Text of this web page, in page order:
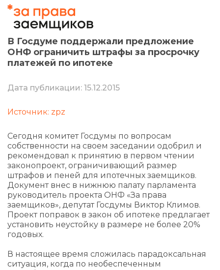
В Госдуме поддержали предложение
ОНФ ограничить штрафы за просрочку
платежей по ипотеке
Дата публикации: 15.12.2015
Источник: zpz
Сегодня комитет Госдумы по вопросам
собственности на своем заседании одобрил и
рекомендовал к принятию в первом чтении
законопроект, ограничивающий размер
штрафов и пеней для ипотечных заемщиков.
Документ внес в нижнюю палату парламента
руководитель проекта ОНФ «За права
заемщиков», депутат Госдумы Виктор Климов.
Проект поправок в закон об ипотеке предлагает
установить неустойку в размере не более 20%
годовых.
В настоящее время сложилась парадоксальная
ситуация, когда по необеспеченным